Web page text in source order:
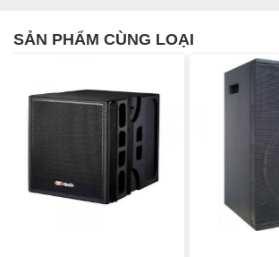
SẢN PHẨM CÙNG LOẠI